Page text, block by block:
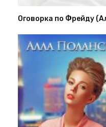
Оговорка по Фрейду